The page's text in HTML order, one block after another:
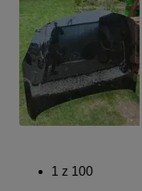
1 z 100